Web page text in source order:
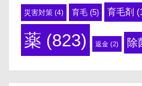
災害対策 (4) 育毛 (5) 育毛剤
薬 (823) 返金 (2) 除